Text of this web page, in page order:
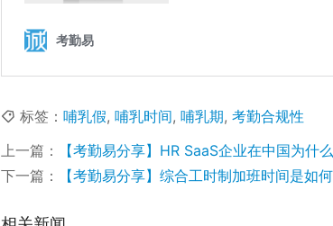
标签： 哺乳假, 哺乳时间, 哺乳期, 考勤合规性
上一篇：
【考勤易分享】HR SaaS企业在中国为什
下一篇：
【考勤易分享】综合工时制加班时间是如